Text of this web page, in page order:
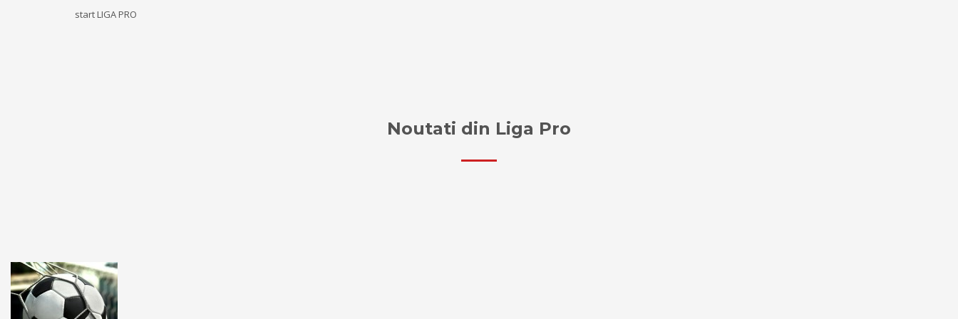
start LIGA PRO
Noutati din Liga Pro